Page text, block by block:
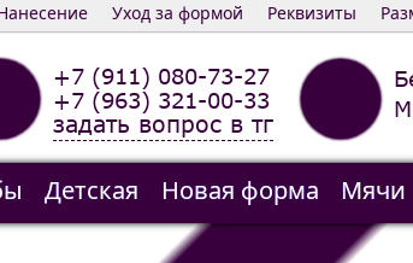
Реквизиты
Уход за формой
+7 (911) 080-73-27
+7 (963) 321-00-33
задать вопрос в тг
Детская Новая форма Мячи